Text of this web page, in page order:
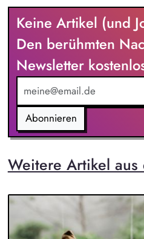
Keine Artikel (und
Den berühmten
Newsletter
Abonnieren
Weitere Artikel aus